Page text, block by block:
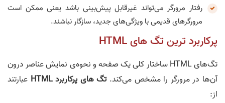
رفتار مرورگر می‌تواند غیرقابل پیش‌بینی باشد یعنی ممکن است
مرورگرهای قدیمی با ویژگی‌های جدید، سازگار نباشند.
پرکاربرد ترین تگ های HTML
تگ‌های HTML ساختار کلی یک صفحه و نحوه‌ی نمایش عناصر درون
آن‌ها در مرورگر را مشخص می‌کند.تگ های پرکاربرد HTML
عبارتند
از: